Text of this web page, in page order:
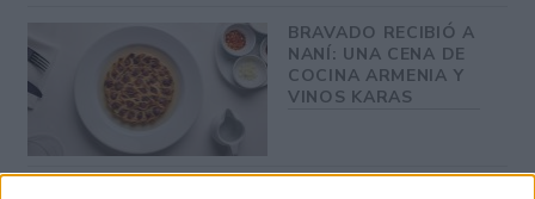
BRAVADO RECIBIÓ A
NANÍ: UNA CENA DE
COCINA ARMENIA Y
VINOS KARAS